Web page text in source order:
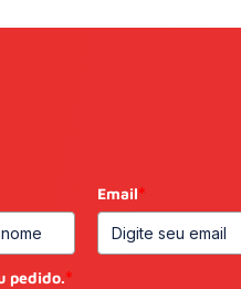
Email*
pedido.*